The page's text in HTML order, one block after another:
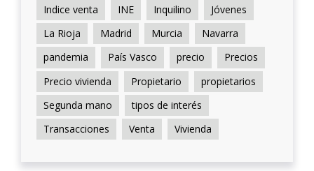
Indice venta
INE Inquilino
Jóvenes
La Rioja
Madrid Murcia
Navarra
pandemia
País Vasco precio
Precios
Precio vivienda
Propietario
propietarios
Segunda mano
tipos de interés
Transacciones
Venta Vivienda